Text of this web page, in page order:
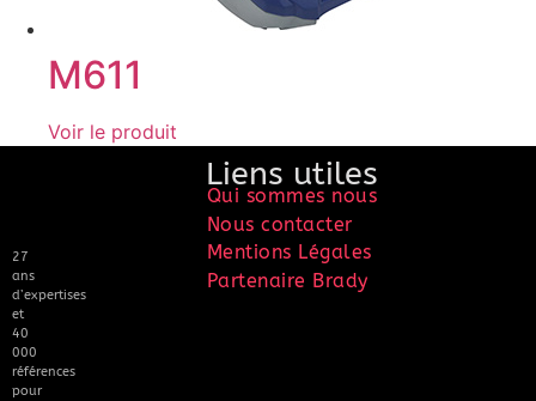
M611
Voir le produit
27
ans
d’expertises
et
40
000
références
pour
Liens utiles
Qui sommes nous
Nous contacter
Mentions Légales
Partenaire Brady